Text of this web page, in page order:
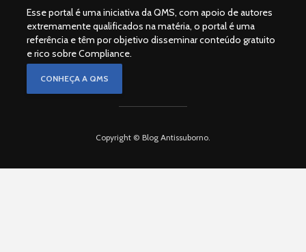
Esse portal é uma iniciativa da QMS, com apoio de autores
extremamente qualificados na matéria, o portal é uma
referência e têm por objetivo disseminar conteúdo gratuito
e rico sobre Compliance.
CONHEÇA A QMS
Copyright © Blog Antissuborno.